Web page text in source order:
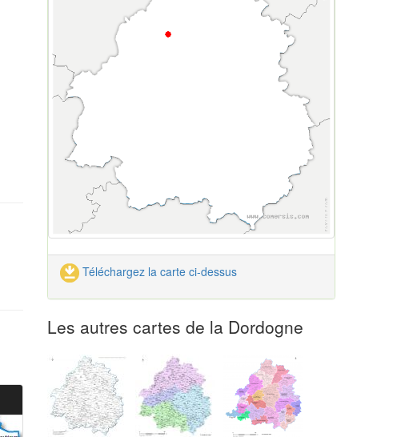
Téléchargez la carte ci-dessus
Les autres cartes de la Dordogne